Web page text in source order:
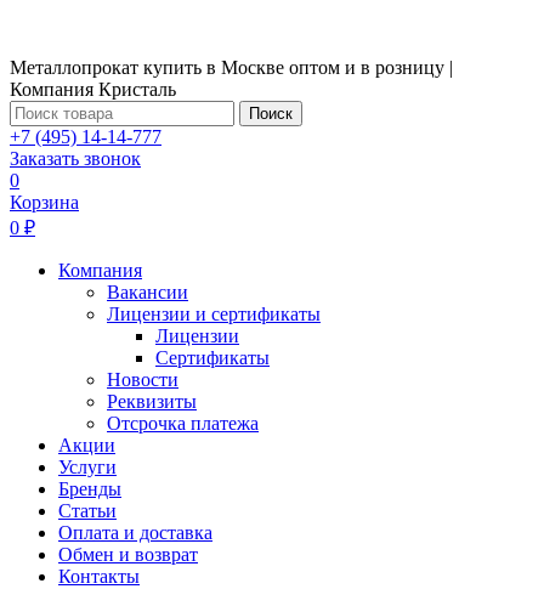
Металлопрокат купить в Москве оптом и в розницу |
Компания Кристаль
Поиск
+7 (495) 14-14-777
Заказать звонок
0
Корзина
0 ₽
Компания
Вакансии
Лицензии и сертификаты
Лицензии
Сертификаты
Новости
Реквизиты
Отсрочка платежа
Акции
Услуги
Бренды
Статьи
Оплата и доставка
Обмен и возврат
Контакты